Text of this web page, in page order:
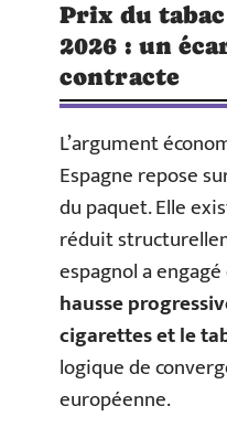
Prix du tabac
2026 : un
contracte
L’argument
Espagne repose
du paquet. Elle
réduit
espagnol a
hausse
cigarettes et le
logique de
européenne.